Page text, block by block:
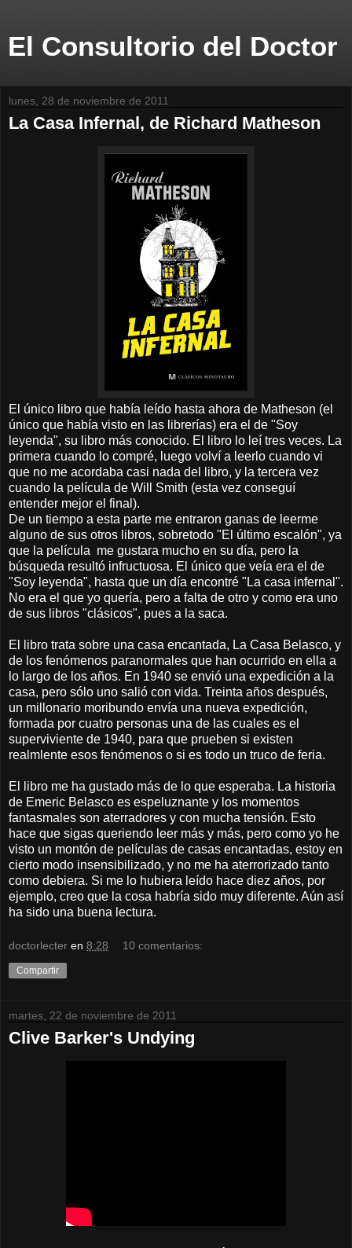
El Consultorio del Doctor
lunes, 28 de noviembre de 2011
La Casa Infernal, de Richard Matheson
El único libro que había leído hasta ahora de Matheson (el
único que había visto en las librerías) era el de "Soy
leyenda", su libro más conocido. El libro lo leí tres veces. La
primera cuando lo compré, luego volví a leerlo cuando vi
que no me acordaba casi nada del libro, y la tercera vez
cuando la película de Will Smith (esta vez conseguí
entender mejor el final).
De un tiempo a esta parte me entraron ganas de leerme
alguno de sus otros libros, sobretodo "El último escalón", ya
que la película me gustara mucho en su día, pero la
búsqueda resultó infructuosa. El único que veía era el de
"Soy leyenda", hasta que un día encontré "La casa infernal".
No era el que yo quería, pero a falta de otro y como era uno
de sus libros "clásicos", pues a la saca.
El libro trata sobre una casa encantada, La Casa Belasco, y
de los fenómenos paranormales que han ocurrido en ella a
lo largo de los años. En 1940 se envió una expedición a la
casa, pero sólo uno salió con vida. Treinta años después,
un millonario moribundo envía una nueva expedición,
formada por cuatro personas una de las cuales es el
superviviente de 1940, para que prueben si existen
realmlente esos fenómenos o si es todo un truco de feria.
El libro me ha gustado más de lo que esperaba. La historia
de Emeric Belasco es espeluznante y los momentos
fantasmales son aterradores y con mucha tensión. Esto
hace que sigas queriendo leer más y más, pero como yo he
visto un montón de películas de casas encantadas, estoy en
cierto modo insensibilizado, y no me ha aterrorizado tanto
como debiera. Si me lo hubiera leído hace diez años, por
ejemplo, creo que la cosa habría sido muy diferente. Aún así
ha sido una buena lectura.
doctorlecter en 8:28 10 comentarios:
Compartir
martes, 22 de noviembre de 2011
Clive Barker's Undying